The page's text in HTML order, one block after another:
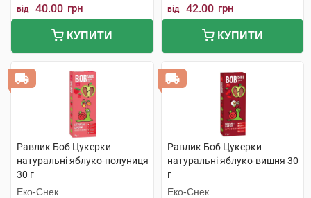
від 40.00 грн
КУПИТИ
від 42.00 грн
КУПИТИ
Равлик Боб Цукерки
натуральні яблуко-полуниця
30 г
Еко-Снек
Равлик Боб Цукерки
натуральні яблуко-вишня 30
г
Еко-Снек